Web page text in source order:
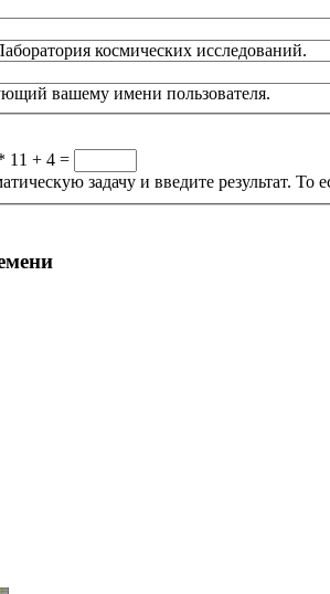
космических исследований.
вашему имени пользователя.
11 + 4 =
задачу и введите результат. То